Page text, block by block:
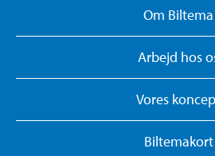
Om Biltema
Arbejd hos
Vores
Biltemakort